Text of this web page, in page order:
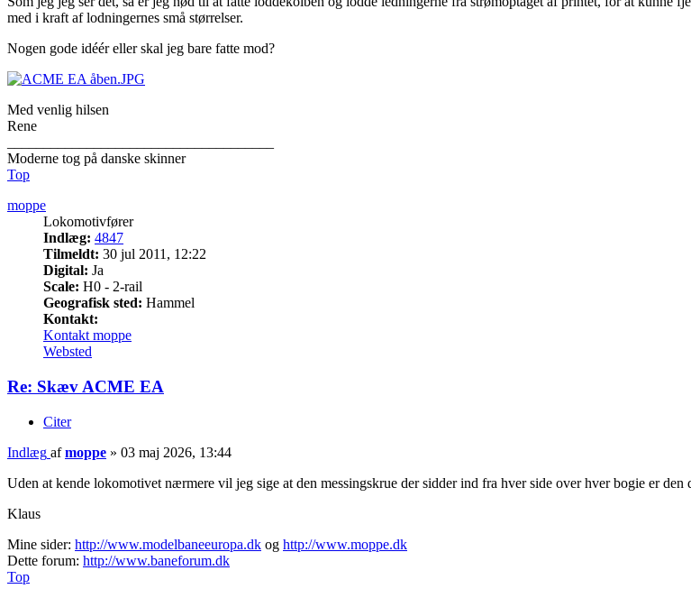
med i kraft af lodningernes små størrelser.
Nogen gode idéér eller skal jeg bare fatte mod?
Med venlig hilsen
Rene
Moderne tog på danske skinner
Top
moppe
Lokomotivfører
Indlæg: 4847
Tilmeldt: 30 jul 2011, 12:22
Digital: Ja
Scale: H0 - 2-rail
Geografisk sted: Hammel
Kontakt:
Kontakt moppe
Websted
Re: Skæv ACME EA
Citer
Indlæg afmoppe » 03 maj 2026, 13:44
Uden at kende lokomotivet nærmere vil jeg sige at den messingskrue der sidder ind fra hver side over hver bogie er den
Klaus
Mine sider: http://www.modelbaneeuropa.dk og http://www.moppe.dk
Dette forum: http://www.baneforum.dk
Top